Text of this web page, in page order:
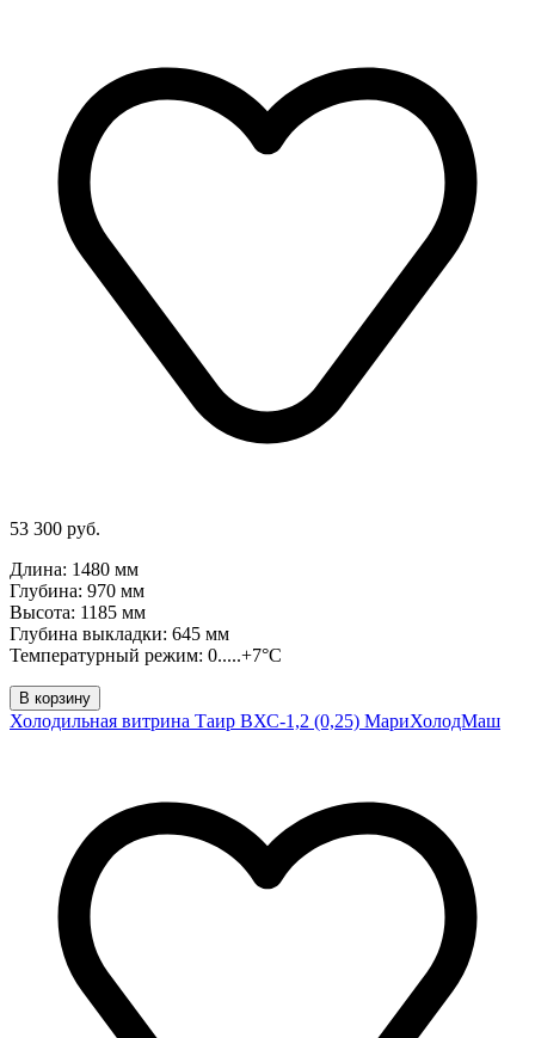
53 300 руб.
Длина: 1480 мм
Глубина: 970 мм
Высота: 1185 мм
Глубина выкладки: 645 мм
Температурный режим: 0.....+7°C
В корзину
Холодильная витрина Таир ВХС-1,2 (0,25) МариХолодМаш